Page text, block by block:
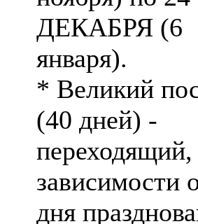
ДЕКАБРЯ (6
января).
* Великий
(40 дней) -
переходящий,
зависимости
дня